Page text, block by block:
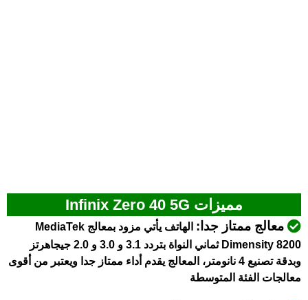
مميزات Infinix Zero 40 5G
معالج ممتاز جدا:
الهاتف يأتي مزود بمعالج MediaTek
Dimensity 8200 ثماني النواة بتردد 3.1 و 3.0 و 2.0 جيجاهرتز
وبدقة تصنيع 4 نانومتر، المعالج يقدم أداء ممتاز جدا ويعتبر من أقوى
معالجات الفئة المتوسطة